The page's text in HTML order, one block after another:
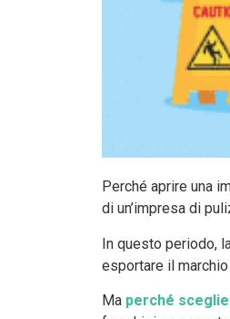
Perché aprire una
di un’impresa di
In questo periodo,
esportare il
Ma perché